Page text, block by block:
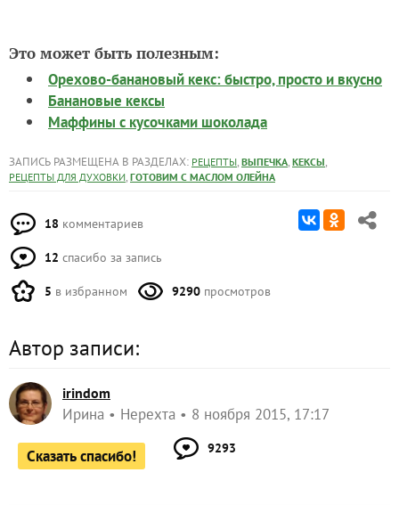
Это может быть полезным:
Орехово-банановый кекс: быстро, просто и вкусно
Банановые кексы
Маффины с кусочками шоколада
ЗАПИСЬ РАЗМЕЩЕНА В РАЗДЕЛАХ: РЕЦЕПТЫ, ВЫПЕЧКА, КЕКСЫ,
РЕЦЕПТЫ ДЛЯ ДУХОВКИ, ГОТОВИМ С МАСЛОМ ОЛЕЙНА
18 комментариев
12 спасибо за запись
5 в избранном 9290 просмотров
Автор записи:
irindom
Ирина Нерехта 8 ноября 2015, 17:17
Сказать спасибо! 9293